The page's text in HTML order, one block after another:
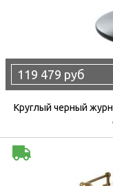
119 479 руб
Круглый черный